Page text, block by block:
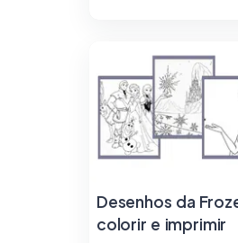
Desenhos da
colorir e imprimir